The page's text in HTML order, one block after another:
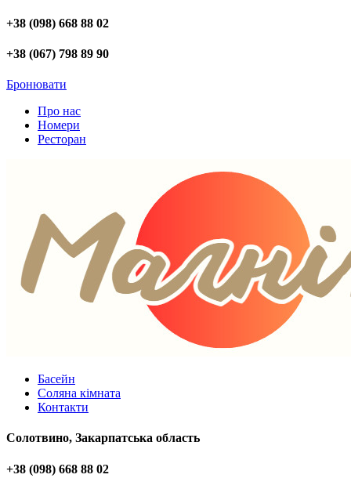
+38 (098) 668 88 02
+38 (067) 798 89 90
Бронювати
Про нас
Номери
Ресторан
Басейн
Соляна кімната
Контакти
Солотвино, Закарпатська область
+38 (098) 668 88 02